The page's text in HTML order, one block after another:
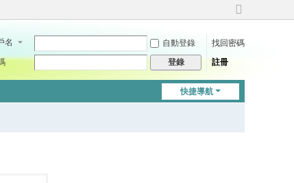
切
到
名 自動登錄
找回密碼
登錄 註冊
快捷導航